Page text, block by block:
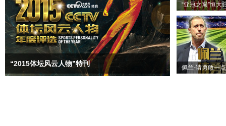
“2015体坛风云人物”特刊
“亚冠之巅”恒大
佩兰-请勇敢一点